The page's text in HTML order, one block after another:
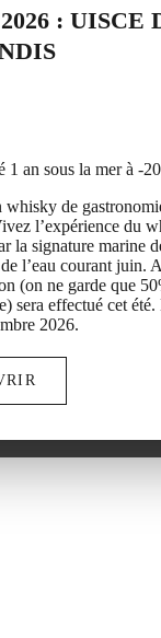
: UISCE
an sous la mer à -
de
l’expérience du
la signature marine
l’eau courant juin.
(on ne garde que
sera effectué cet
2026.
vous